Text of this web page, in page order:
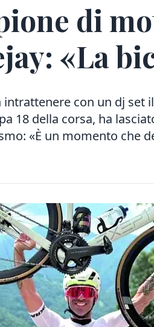
di
«La
intrattenere con un dj set
18 della corsa, ha
«È un momento che